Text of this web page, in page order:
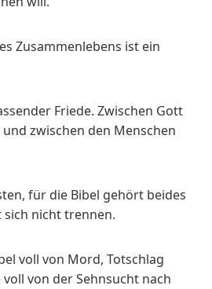
Zusammenlebens ist ein
Friede. Zwischen Gott
zwischen den Menschen
für die Bibel gehört beides
sich nicht trennen.
voll von Mord, Totschlag
von der Sehnsucht nach